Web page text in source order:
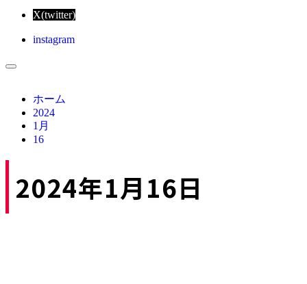
X(twitter)
instagram
ホーム
2024
1月
16
2024年1月16日